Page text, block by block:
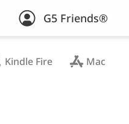
G5 Friends®
Kindle Fire Mac